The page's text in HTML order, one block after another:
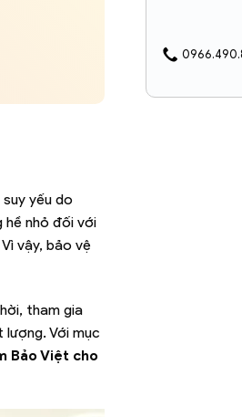
yếu do
hề nhỏ đối với
vậy, bảo vệ
tham gia
Với mục
Bảo Việt cho